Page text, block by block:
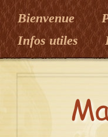
Bienvenue
Infos utiles